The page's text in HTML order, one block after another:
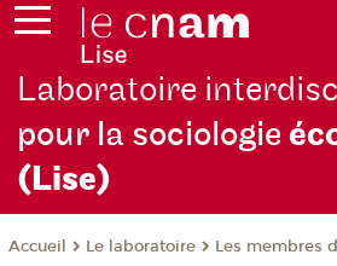
Laboratoire
pour la sociologie
(Lise)
Accueil Le laboratoire Les membres